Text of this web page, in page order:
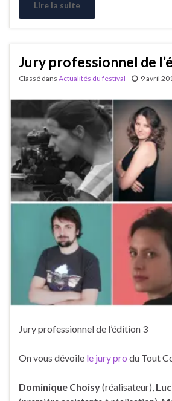
Lire la suite
Jury professionnel de
Classé dans Actualités du festival 9 avril
Jury professionnel de l’édition 3
On vous dévoile le jury pro du Tout
Dominique Choisy(réalisateur),